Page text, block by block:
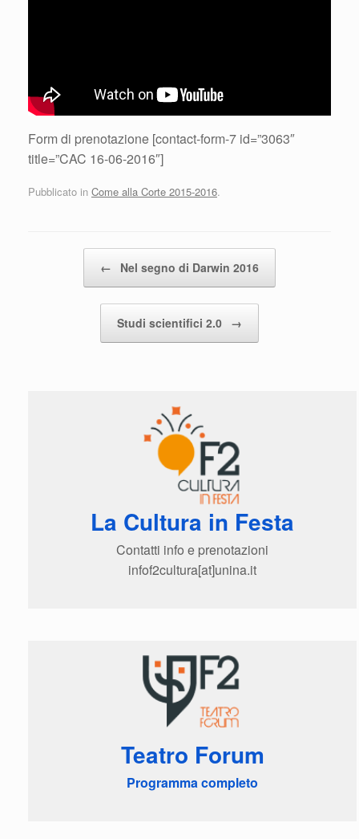
Form di prenotazione [contact-form-7 id=”3063″
title=”CAC 16-06-2016″]
Pubblicato in Come alla Corte 2015-2016.
← Nel segno di Darwin 2016
Studi scientifici 2.0 →
La Cultura in Festa
Contatti info e prenotazioni
infof2cultura[at]unina.it
Teatro Forum
Programma completo